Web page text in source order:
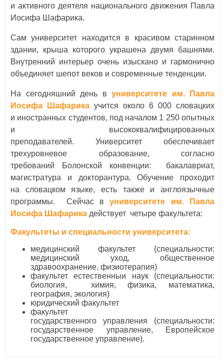
и активного деятеля национального движения Павла
Иосифа Шафарика.
Сам университет находится в красивом старинном
здании, крыша которого украшена двумя башнями.
Внутренний интерьер очень изыскано и гармонично
объединяет шепот веков и современные тенденции.
На сегодняшний день в университете им. Павла
Иосифа Шафарика учится около 6 000 словацких
и иностранных студентов, под началом 1 250 опытных
и высококвалифицированных
преподавателей. Университет обеспечивает
трехуровневое образование, согласно
требований Болонской конвенции: бакалавриат,
магистратура и докторантура. Обучение проходит
на словацком языке, есть также и англоязычные
программы. Сейчас вуниверситете им. Павла
Иосифа Шафарика действует четыре факультета:
Факультеты и специальности университета:
медицинский факультет (специальности:
медицинский уход, общественное
здравоохранение, физиотерапия)
факультет естественныи наук (специальности:
биология, химия, физика, математика,
география, экология)
юридический факультет
факультет
государственного управления (специальности:
государственное управление, Европейское
государственное управление).